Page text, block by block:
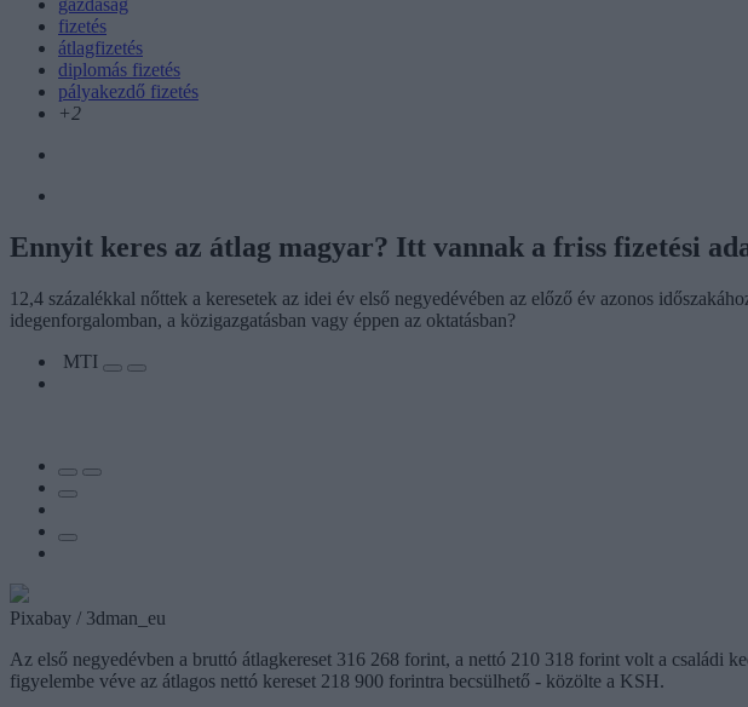
fizetés
átlagfizetés
diplomás fizetés
pályakezdő fizetés
+2
Ennyit keres az átlag magyar? Itt vannak a friss fizetési
12,4 százalékkal nőttek a keresetek az idei év első negyedévében az előző év azonos
idegenforgalomban, a közigazgatásban vagy éppen az oktatásban?
MTI
Pixabay / 3dman_eu
Az első negyedévben a bruttó átlagkereset 316 268 forint, a nettó 210 318 forint volt a családi
figyelembe véve az átlagos nettó kereset 218 900 forintra becsülhető - közölte a KSH.